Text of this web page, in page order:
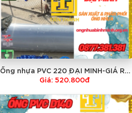
Ống nhựa PVC 220 ĐẠI MINH-GIÁ RẺ
NHẤT
Giá: 520.800đ